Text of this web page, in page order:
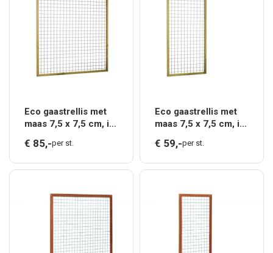
Eco gaastrellis met
maas 7,5 x 7,5 cm, in
x 4,5 cm, 180 x 180
cm, groen geïmpreg
€ 85,-per st.
Eco gaastrellis met
maas 7,5 x 7,5 cm, in
x 4,5 cm, 90 x 180
cm, groen geïmpregn
€ 59,-per st.